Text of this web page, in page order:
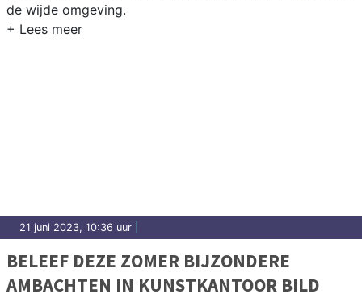
de wijde omgeving.
21 juni 2023, 10:36 uur
BELEEF DEZE ZOMER BIJZONDERE
AMBACHTEN IN KUNSTKANTOOR BILD